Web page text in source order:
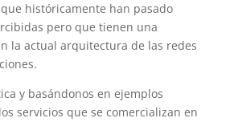
históricamente han pasado
pero que tienen una
la actual arquitectura de las redes
y basándonos en ejemplos
servicios que se comercializan en